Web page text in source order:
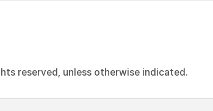
reserved, unless otherwise indicated.